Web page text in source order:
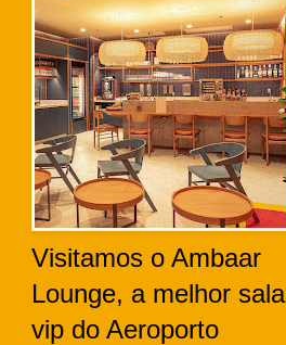
Visitamos o Ambaar
Lounge, a melhor sala
vip do Aeroporto